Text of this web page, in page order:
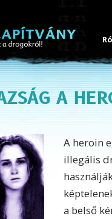
A
A heroin
illegális
a belső